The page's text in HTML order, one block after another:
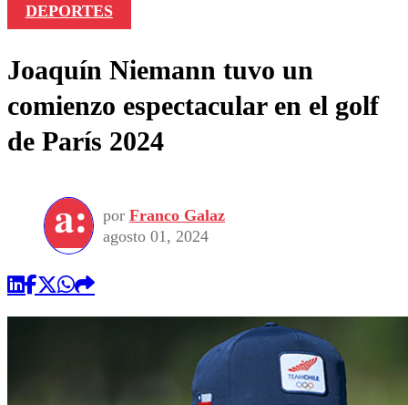
DEPORTES
Joaquín Niemann tuvo un
comienzo espectacular en el golf
de París 2024
por Franco Galaz
agosto 01, 2024